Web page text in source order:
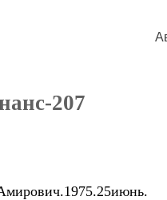
207